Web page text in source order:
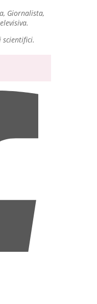
Giornalista,